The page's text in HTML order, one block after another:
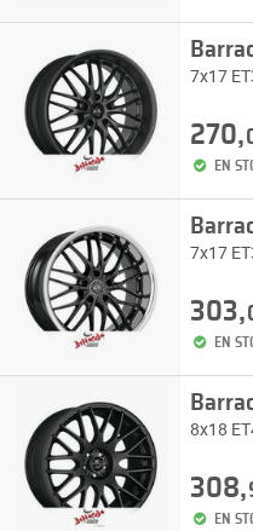
7x17
270,
EN
7x17
303,
EN
8x18
308,
EN